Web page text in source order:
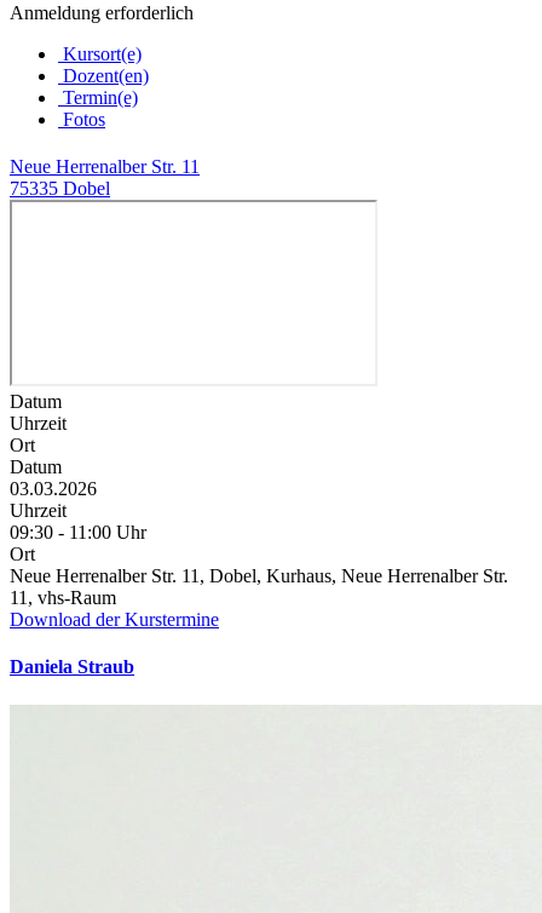
Anmeldung erforderlich
Kursort(e)
Dozent(en)
Termin(e)
Fotos
Neue Herrenalber Str. 11
75335 Dobel
Datum
Uhrzeit
Ort
Datum
03.03.2026
Uhrzeit
09:30 - 11:00 Uhr
Ort
Neue Herrenalber Str. 11, Dobel, Kurhaus, Neue Herrenalber Str.
11, vhs-Raum
Download der Kurstermine
Daniela Straub